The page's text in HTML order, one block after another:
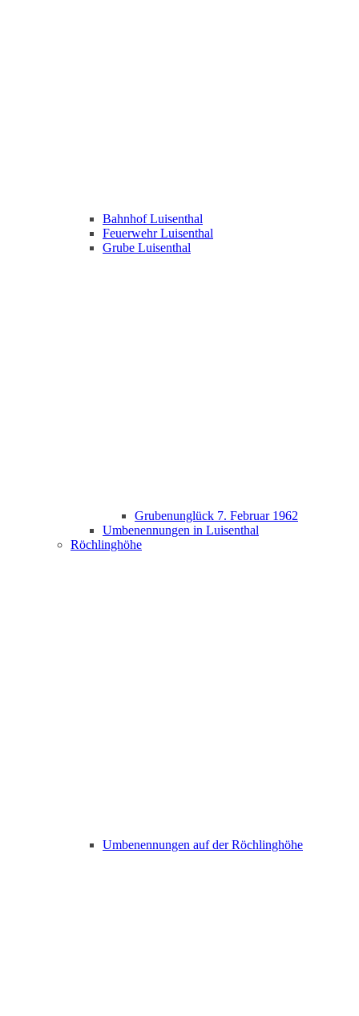
Bahnhof Luisenthal
Feuerwehr Luisenthal
Grube Luisenthal
Grubenunglück 7. Februar 1962
Umbenennungen in Luisenthal
Röchlinghöhe
Umbenennungen auf der Röchlinghöhe